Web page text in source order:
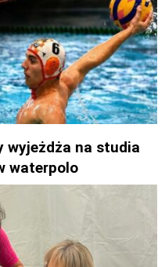
wyjeżdża na studia
waterpolo